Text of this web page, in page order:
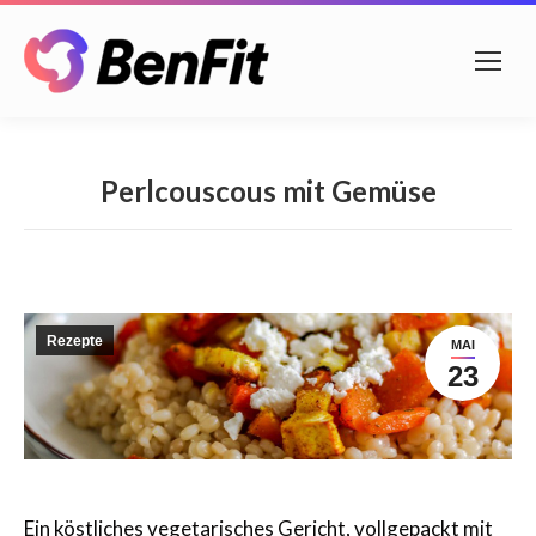
Perlcouscous mit Gemüse
MAI
23
Rezepte
Ein köstliches vegetarisches Gericht, vollgepackt mit